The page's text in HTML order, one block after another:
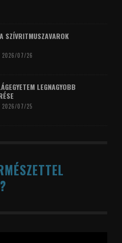
SZÍVRITMUSZAVAROK
2026/07/26
LEGNAGYOBB
2026/07/25